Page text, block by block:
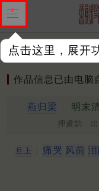
点击这里，展开
作品 标注四声 出
作品信息已由电脑
燕归梁 明末
押虞韵 出
旦上 ： 痛哭 风前 泪